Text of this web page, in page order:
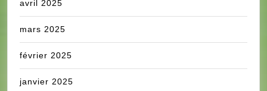
avril 2025
mars 2025
février 2025
janvier 2025